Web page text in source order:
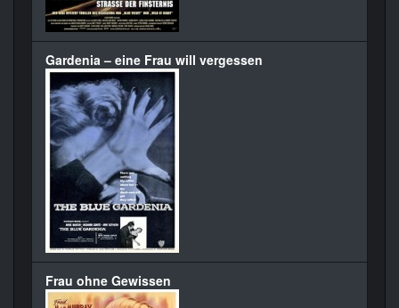
Gardenia – eine Frau will vergessen
Frau ohne Gewissen